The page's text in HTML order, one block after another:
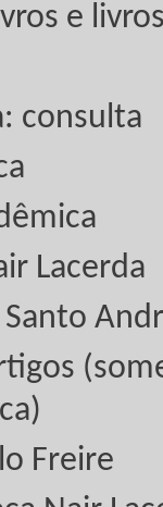
e
consulta
Lacerda
Freire